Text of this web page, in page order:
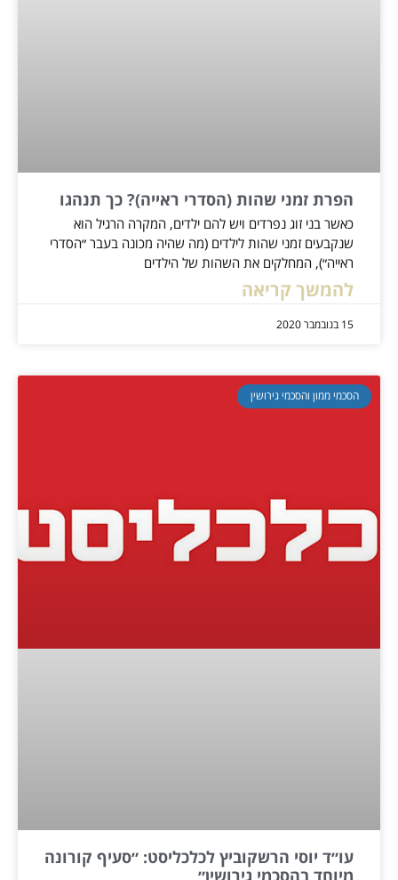
הפרת זמני שהות (הסדרי ראייה)? כך תנהגו
כאשר בני זוג נפרדים ויש להם ילדים, המקרה הרגיל הוא
שנקבעים זמני שהות לילדים (מה שהיה מכונה בעבר ״הסדרי
ראייה״), המחלקים את השהות של הילדים
להמשך קריאה
15 בנובמבר 2020
הסכמי ממון והסכמי גירושין
עו״ד יוסי הרשקוביץ לכלכליסט: ״סעיף קורונה
מיוחד בהסכמי גירושין״